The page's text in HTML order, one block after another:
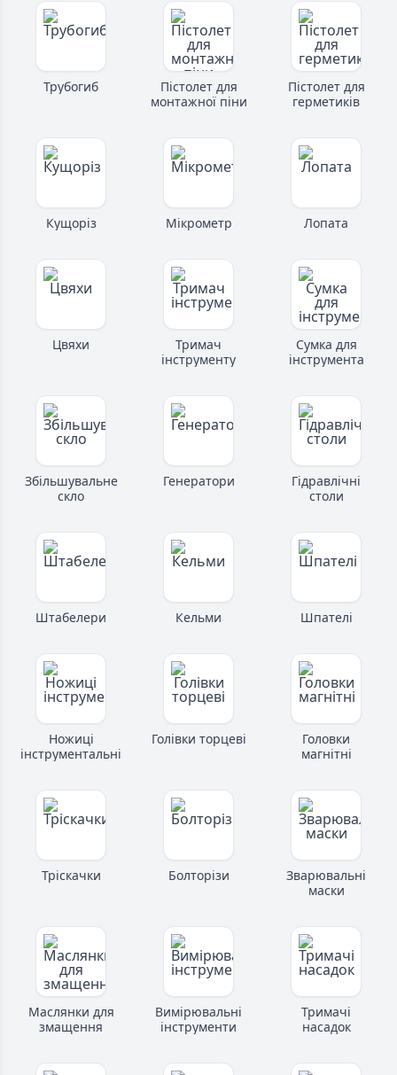
Трубогиб
Пістолет для
монтажної піни
Пістолет для
герметиків
Кущоріз Мікрометр Лопата
Цвяхи
Тримач
інструменту
Сумка для
інструмента
Збільшувальне
скло
Генератори
Гідравлічні
столи
Штабелери Кельми Шпателі
Ножиці
інструментальні
Голівки торцеві
Головки
магнітні
Тріскачки Болторізи
Зварювальні
маски
Маслянки для
змащення
Вимірювальні
інструменти
Тримачі
насадок